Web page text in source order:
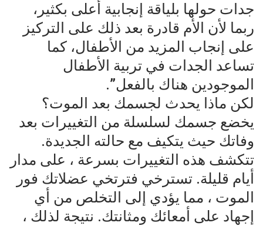
جدات حولها بلياقة إنجابية أعلى بكثير،
ربما لأن الأم قادرة بعد ذلك على التركيز
على إنجاب المزيد من الأطفال، كما
تساعد الجدات في تربية الأطفال
الموجودين هناك بالفعل”.
لكن ماذا يحدث لجسمك بعد الموت؟
يخضع جسمك لسلسلة من التغييرات بعد
وفاتك حيث يتكيف مع حالته الجديدة.
تتكشف هذه التغييرات بسرعة ، على مدار
أيام قليلة. تسترخي فترتخي عضلاتك فور
الموت ، مما يؤدي إلى التخلص من أي
إجهاد على أمعائك ومثانتك. نتيجة لذلك ،